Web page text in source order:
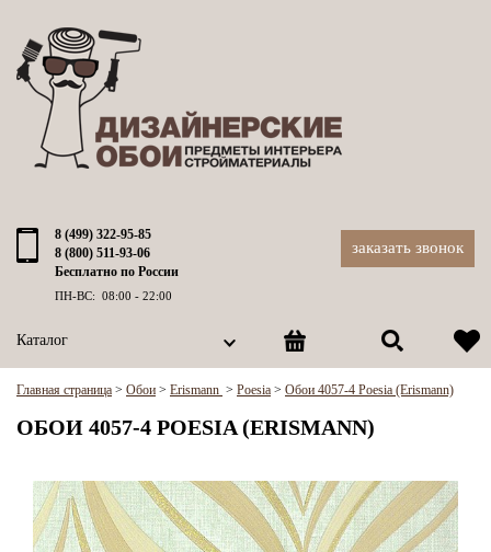
8 (499) 322-95-85
8 (800) 511-93-06
Бесплатно по России
ПН-ВС: 08:00 - 22:00
заказать звонок
Каталог
Главная страница > Обои > Erismann > Poesia > Обои 4057-4 Poesia (Erismann)
ОБОИ 4057-4 POESIA (ERISMANN)